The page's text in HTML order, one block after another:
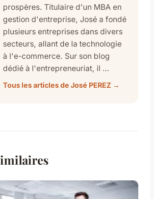
prospères. Titulaire d'un MBA en
gestion d'entreprise, José a fondé
plusieurs entreprises dans divers
secteurs, allant de la technologie
à l'e-commerce. Sur son blog
dédié à l'entrepreneuriat, il …
Tous les articles de José PEREZ →